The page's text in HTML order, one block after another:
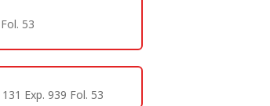
53
Exp. 939 Fol. 53